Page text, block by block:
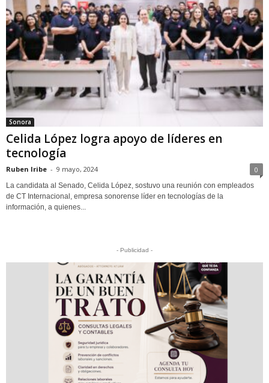
Sonora
Celida López logra apoyo de líderes en
tecnología
Ruben Iribe - 9 mayo, 2024 0
La candidata al Senado, Celida López, sostuvo una reunión con empleados
de CT Internacional, empresa sonorense líder en tecnologías de la
información, a quienes...
- Publicidad -